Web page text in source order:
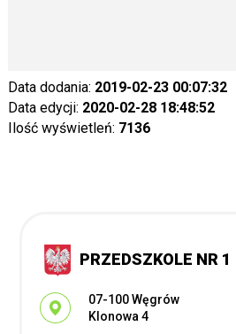
Data dodania: 2019-02-23 00:07:32
Data edycji: 2020-02-28 18:48:52
Ilość wyświetleń: 7136
PRZEDSZKOLE NR 1
Adres pocztowy:
07-100 Węgrów
Klonowa 4